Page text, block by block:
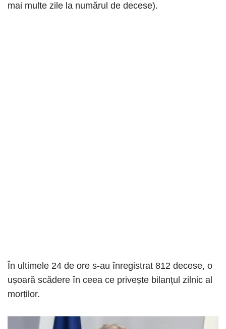
mai multe zile la numărul de decese).
În ultimele 24 de ore s-au înregistrat 812 decese, o
ușoară scădere în ceea ce privește bilanțul zilnic al
morților.